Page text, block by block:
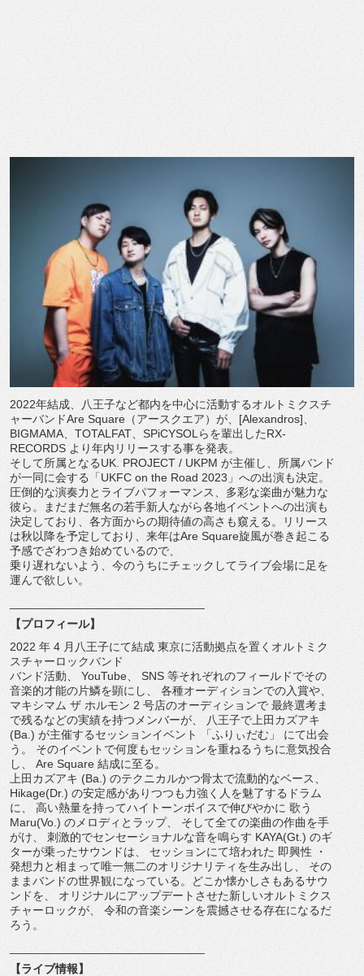
2022年結成、
八王子など都内を中心に活動するオルトミクスチ
ャーバンドAre Square（アースクエア）が、[Alexandros]、
BIGMAMA、TOTALFAT、 SPiCYSOLらを輩出したRX-
RECORDS より年内リリースする事を発表。
そして所属となるUK. PROJECT / UKPM が主催し、所属バンド
が一同に会する「UKFC on the Road 2023」への出演も決定。
圧倒的な演奏力とライブパフォーマンス、 多彩な楽曲が魅力な
彼ら。
まだまだ無名の若手新人ながら各地イベントへの出演も
決定してお り、各方面からの期待値の高さも窺える。
リリース
は秋以降を予定しており、来年はAre Square旋風が巻き起こる
予感でざわつき始めているので、
乗り遅れないよう、 今のうちにチェックしてライブ会場に足を
運んで欲しい。
【プロフィール】
2022 年 4 月八王子にて結成 東京に活動拠点を置くオルトミク
スチャーロックバンド
バンド活動、 YouTube、 SNS 等それぞれのフィールドでその
音楽的才能の片鱗を顕にし、 各種オーディションでの入賞や、
マキシマム ザ ホルモン 2 号店のオーディションで 最終選考ま
で残るなどの実績を持つメンバーが、 八王子で上田カズアキ
(Ba.) が主催するセッションイベント 「ふりぃだむ」 にて出会
う。 そのイベントで何度もセッションを重ねるうちに意気投合
し、 Are Square 結成に至る。
上田カズアキ (Ba.) のテクニカルかつ骨太で流動的なベース、
Hikage(Dr.) の安定感がありつつも力強く人を魅了するドラム
に、 高い熱量を持ってハイトーンボイスで伸びやかに 歌う
Maru(Vo.) のメロディとラップ、 そして全ての楽曲の作曲を手
がけ、 刺激的でセンセーショナルな音を鳴らす KAYA(Gt.) のギ
ターが乗ったサウンドは、 セッションにて培われた 即興性 ・
発想力と相まって唯一無二のオリジナリティを生み出し、 その
ままバンドの世界観になっている。
どこか懐かしさもあるサウ
ンドを、 オリジナルにアップデートさせた新しいオルトミクス
チャーロックが、 令和の音楽シーンを震撼させる存在になるだ
ろう。
【ライブ情報】